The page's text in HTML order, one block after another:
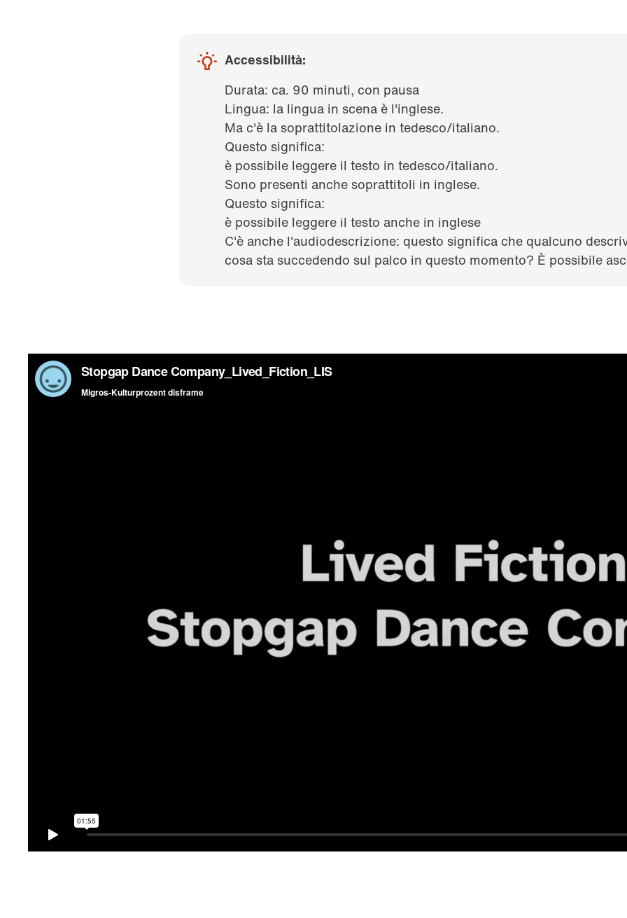
Accessibilità:
Durata: ca. 90 minuti, con pausa
Lingua: la lingua in scena è l'inglese.
Ma c'è la soprattitolazione in tedesco/italiano.
Questo significa:
è possibile leggere il testo in tedesco/italiano.
Sono presenti anche soprattitoli in inglese.
Questo significa:
è possibile leggere il testo anche in inglese
C'è anche l'audiodescrizione: questo significa che qualcuno
cosa sta succedendo sul palco in questo momento? È possibile